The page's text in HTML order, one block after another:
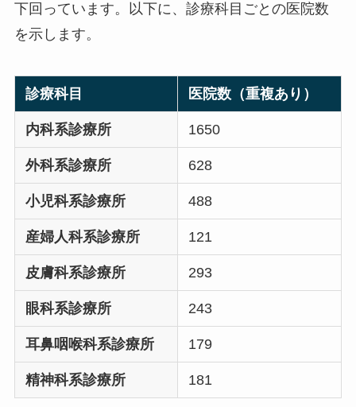
下回っています。以下に、診療科目ごとの医院数
を示します。
診療科目 医院数（重複あり）
内科系診療所 1650
外科系診療所 628
小児科系診療所 488
産婦人科系診療所 121
皮膚科系診療所 293
眼科系診療所 243
耳鼻咽喉科系診療所 179
精神科系診療所 181